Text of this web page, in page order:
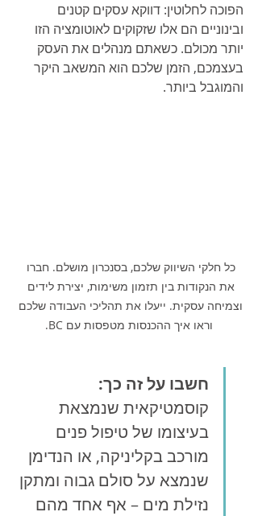
הפוכה לחלוטין: דווקא עסקים קטנים
ובינוניים הם אלו שזקוקים לאוטומציה הזו
יותר מכולם. כשאתם מנהלים את העסק
בעצמכם, הזמן שלכם הוא המשאב היקר
והמוגבל ביותר.
כל חלקי השיווק שלכם, בסנכרון מושלם. חברו
את הנקודות בין תזמון משימות, יצירת לידים
וצמיחה עסקית. ייעלו את תהליכי העבודה שלכם
וראו איך ההכנסות מטפסות עם BC.
חשבו על זה כך:
קוסמטיקאית שנמצאת
בעיצומו של טיפול פנים
מורכב בקליניקה, או הנדימן
שנמצא על סולם גבוה ומתקן
נזילת מים – אף אחד מהם